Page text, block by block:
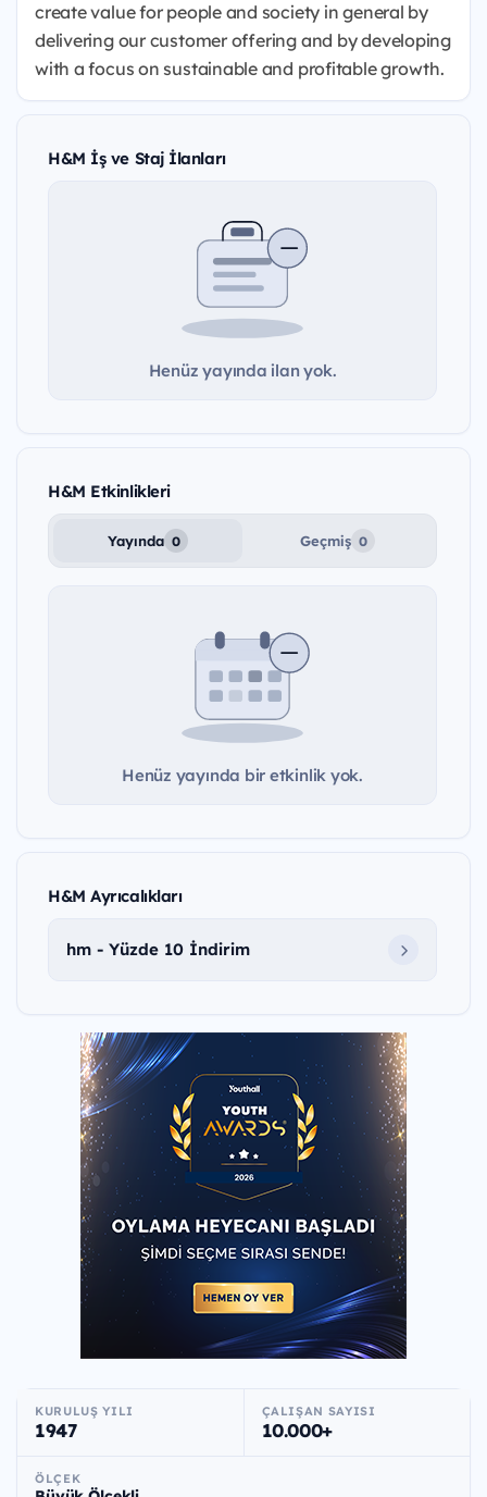
create value for people and society in general by
delivering our customer offering and by developing
with a focus on sustainable and profitable growth.
H&M İş ve Staj İlanları
Henüz yayında ilan yok.
H&M Etkinlikleri
Yayında 0 Geçmiş 0
Henüz yayında bir etkinlik yok.
H&M Ayrıcalıkları
hm - Yüzde 10 İndirim
KURULUŞ YILI
1947
ÇALIŞAN SAYISI
10.000+
ÖLÇEK